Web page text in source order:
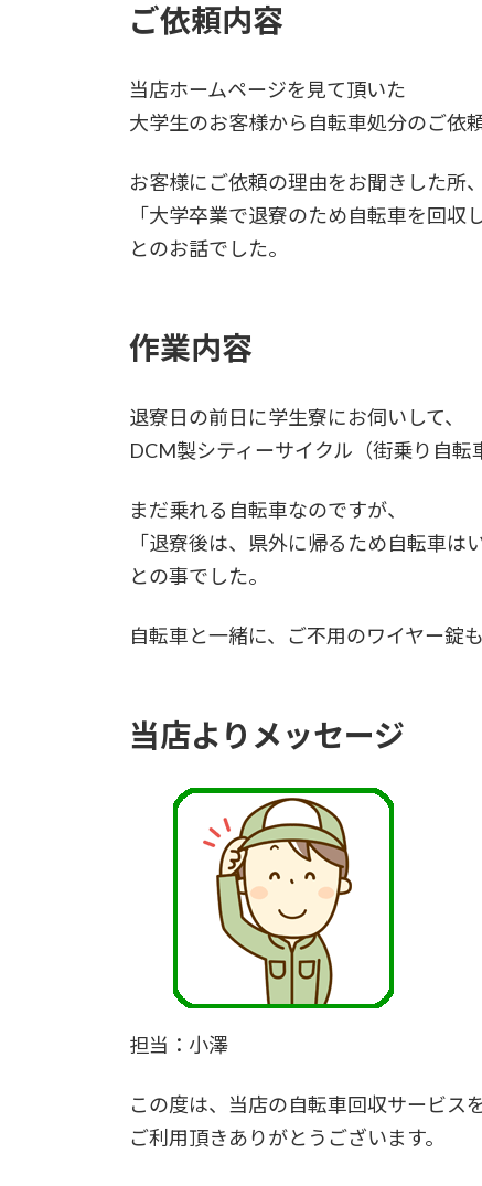
ご依頼内容
当店ホームページを見て頂いた
大学生のお客様から自転車処分のご依
お客様にご依頼の理由をお聞きした所、
「大学卒業で退寮のため自転車を回収
とのお話でした。
作業内容
退寮日の前日に学生寮にお伺いして、
DCM製シティーサイクル（街乗り自転
まだ乗れる自転車なのですが、
「退寮後は、県外に帰るため自転車は
との事でした。
自転車と一緒に、ご不用のワイヤー錠
当店よりメッセージ
担当：小澤
この度は、当店の自転車回収サービス
ご利用頂きありがとうございます。